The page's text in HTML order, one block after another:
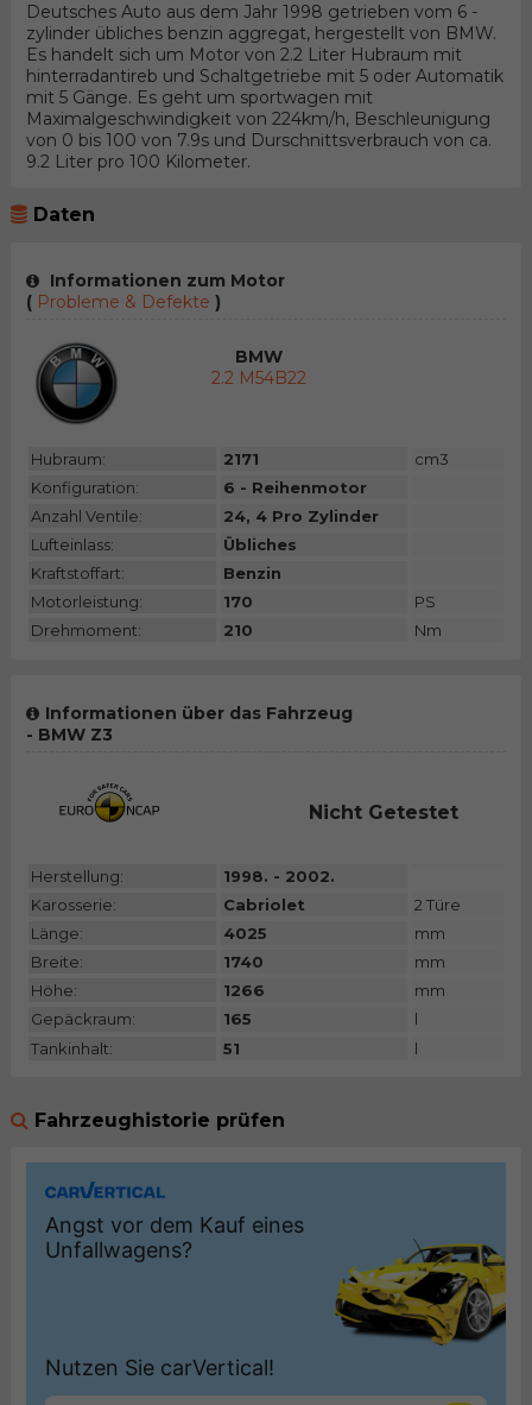
Deutsches Auto aus dem Jahr 1998 getrieben vom 6 -
zylinder übliches benzin aggregat, hergestellt von BMW.
Es handelt sich um Motor von 2.2 Liter Hubraum mit
hinterradantireb und Schaltgetriebe mit 5 oder Automatik
mit 5 Gänge. Es geht um sportwagen mit
Maximalgeschwindigkeit von 224km/h, Beschleunigung
von 0 bis 100 von 7.9s und Durschnittsverbrauch von ca.
9.2 Liter pro 100 Kilometer.
Daten
Informationen zum Motor
(Probleme & Defekte )
BMW
2.2 M54B22
Hubraum: 2171
cm3
Konfiguration:
6 - Reihenmotor
Anzahl Ventile:
24, 4 Pro Zylinder
Lufteinlass:
Übliches
Kraftstoffart:
Benzin
Motorleistung:
170
PS
Drehmoment:
210 Nm
Informationen über das Fahrzeug
- BMW Z3
Nicht Getestet
Herstellung:
1998. - 2002.
Karosserie:
Cabriolet
2 Türe
Länge:
4025
mm
Breite:
1740
mm
Höhe:
1266
mm
Gepäckraum:
165
l
Tankinhalt:
51 l
Fahrzeughistorie prüfen